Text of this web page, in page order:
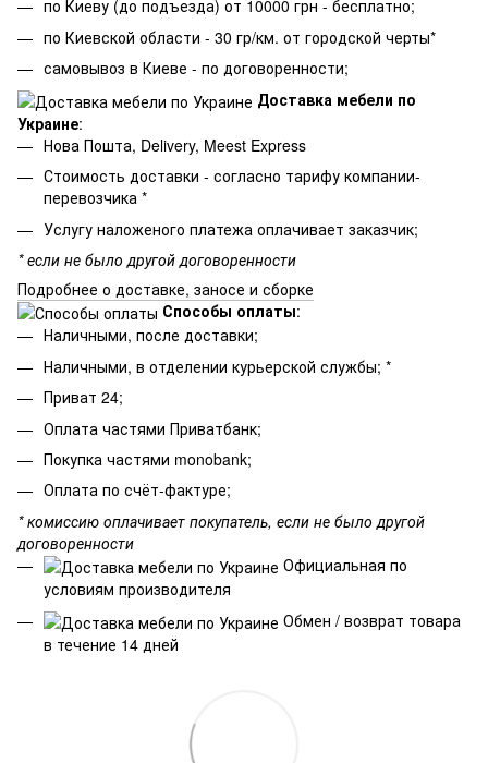
по Киеву (до подъезда) от 10000 грн - бесплатно;
по Киевской области - 30 гр/км. от городской черты*
самовывоз в Киеве - по договоренности;
Доставка мебели по
Украине:
Нова Пошта, Delivery, Meest Express
Стоимость доставки - согласно тарифу компании-
перевозчика *
Услугу наложеного платежа оплачивает заказчик;
* если не было другой договоренности
Подробнее о доставке, заносе и сборке
Способы оплаты:
Наличными, после доставки;
Наличными, в отделении курьерской службы; *
Приват 24;
Оплата частями Приватбанк;
Покупка частями monobank;
Оплата по счёт-фактуре;
* комиссию оплачивает покупатель, если не было другой
договоренности
Официальная по
условиям производителя
Обмен / возврат товара
в течение 14 дней